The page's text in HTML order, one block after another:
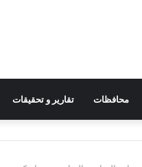
محافظات تقارير و تحقيقات